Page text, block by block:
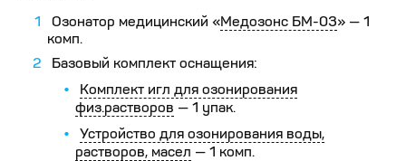
Озонатор медицинский «Медозонс БМ-03» — 1
комп.
Базовый комплект оснащения:
Комплект игл для озонирования
физ.растворов — 1 упак.
Устройство для озонирования воды,
растворов, масел — 1 комп.